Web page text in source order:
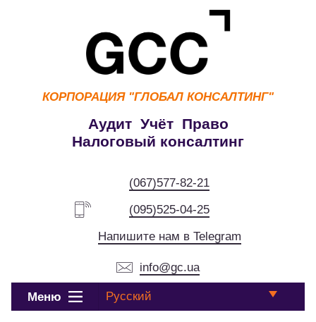
КОРПОРАЦИЯ "ГЛОБАЛ КОНСАЛТИНГ"
Аудит Учёт Право
Налоговый консалтинг
(067)577-82-21
(095)525-04-25
Напишите нам в Telegram
info@gc.ua
Меню Русский